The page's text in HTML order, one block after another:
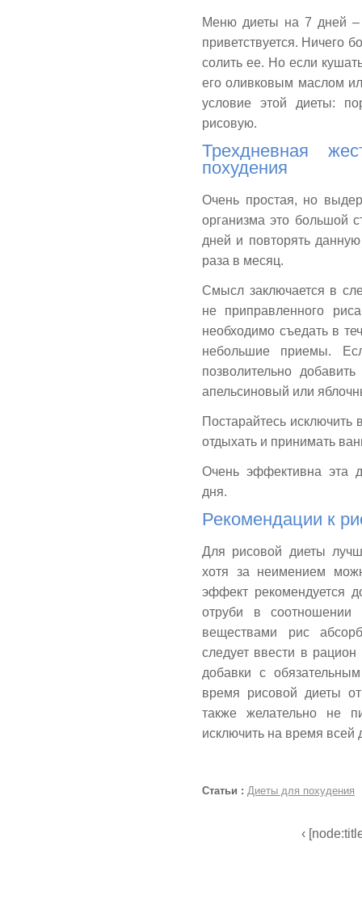
Меню диеты на 7 дней –
приветствуется. Ничего
солить ее. Но если
его оливковым маслом
условие этой диеты:
рисовую.
Трехдневная
похудения
Очень простая, но
организма это большой
дней и повторять
раза в месяц.
Смысл заключается в
не приправленного
необходимо съедать в
небольшие приемы.
позволительно
апельсиновый или
Постарайтесь исключить
отдыхать и принимать
Очень эффективна эта
дня.
Рекомендации к
Для рисовой диеты
хотя за неимением
эффект рекомендуется
отруби в
веществами рис
следует ввести в
добавки с
время рисовой диеты от
также желательно не
исключить на время всей
Статьи : Диеты для похудения
‹